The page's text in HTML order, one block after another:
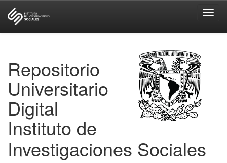
Repositorio
Universitario
Digital
Instituto de
Investigaciones Sociales